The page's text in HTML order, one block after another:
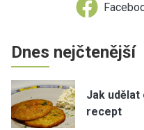
Dnes nejčtenější
Jak udělat
recept